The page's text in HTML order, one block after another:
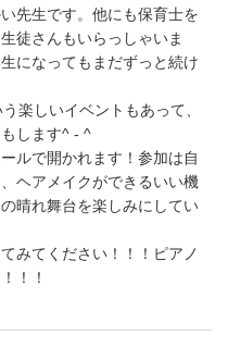
先生です。他にも保育士を
徒さんもいらっしゃいま
になってもまだずっと続け
楽しいイベントもあって、
します^ - ^
ルで開かれます！参加は自
ヘアメイクができるいい機
晴れ舞台を楽しみにしてい
みてください！！！ピアノ
！！